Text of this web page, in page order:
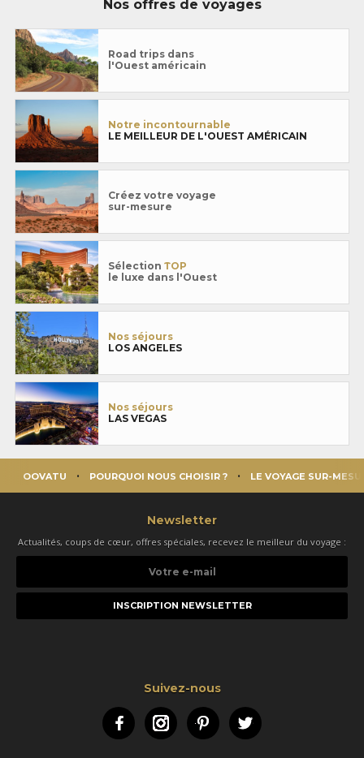
Nos offres de voyages
Road trips dans
l'Ouest américain
Notre incontournable
LE MEILLEUR DE L'OUEST AMÉRICAIN
Créez votre voyage
sur-mesure
Sélection TOP
le luxe dans l'Ouest
Nos séjours
LOS ANGELES
Nos séjours
LAS VEGAS
OOVATU POURQUOI NOUS CHOISIR ? LE VOYAGE SUR-
Newsletter
Actualités, coups de cœur, offres spéciales, recevez le meilleur du voyage :
e-
Suivez-nous
FacebookInstagramPinterestTwitter